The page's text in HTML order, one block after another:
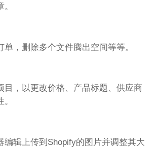
单，删除多个文件腾出空间等等。
目，以更改价格、产品标题、供应商
编辑上传到Shopify的图片并调整其大